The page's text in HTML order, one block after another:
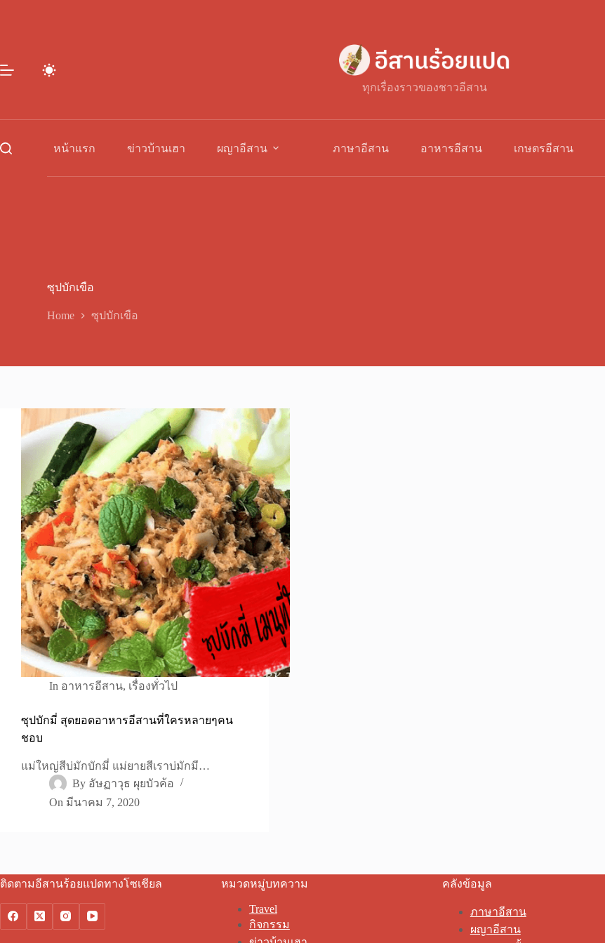
ทุกเรื่องราวของชาวอีสาน
หน้าแรก ข่าวบ้านเฮา ผญาอีสาน ภาษาอีสาน อาหารอีสาน เกษตรอีสาน
ซุปบักเขือ
Home ซุปบักเขือ
In อาหารอีสาน, เรื่องทั่วไป
ซุปบักมี่ สุดยอดอาหารอีสานที่ใครหลายๆคน
ชอบ
แม่ใหญ่สีบ่มักบักมี่ แม่ยายสีเราบ่มักมี…
By อัษฏาวุธ ผุยบัวค้อ
On มีนาคม 7, 2020
ติดตามอีสานร้อยแปดทางโซเชียล หมวดหมู่บทความ
Travel
กิจกรรม
คลังข้อมูล
ภาษาอีสาน
ผญาอีสาน